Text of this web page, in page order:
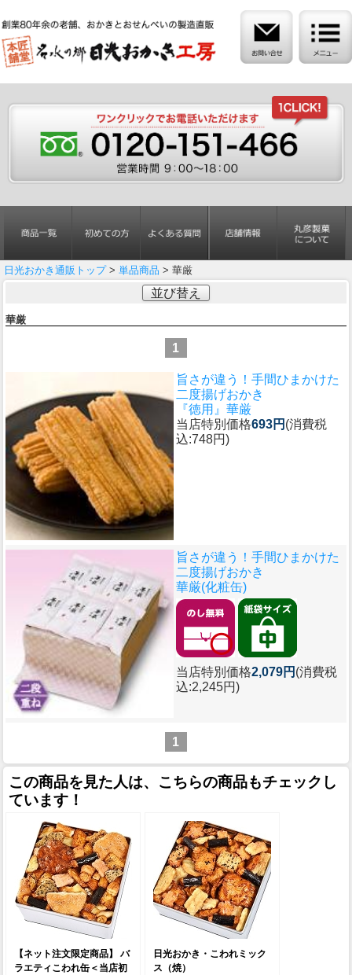
日光おかき通販トップ> 単品商品 > 華厳
並び替え
華厳
1
旨さが違う！手間ひまかけた
二度揚げおかき
『徳用』華厳
当店特別価格693円 (消費税
込:748円)
旨さが違う！手間ひまかけた
二度揚げおかき
華厳(化粧缶)
当店特別価格2,079円 (消費税
込:2,245円)
1
この商品を見た人は、こちらの商品もチェックし
ています！
【ネット注文限定商品】 バ
ラエティこわれ缶＜当店初
日光おかき・こわれミック
ス（焼）